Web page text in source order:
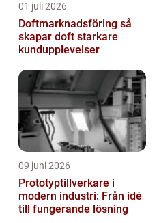
01 juli 2026
Doftmarknadsföring så
skapar doft starkare
kundupplevelser
09 juni 2026
Prototyptillverkare i
modern industri: Från idé
till fungerande lösning